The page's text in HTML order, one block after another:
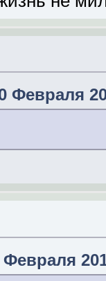
Февраля